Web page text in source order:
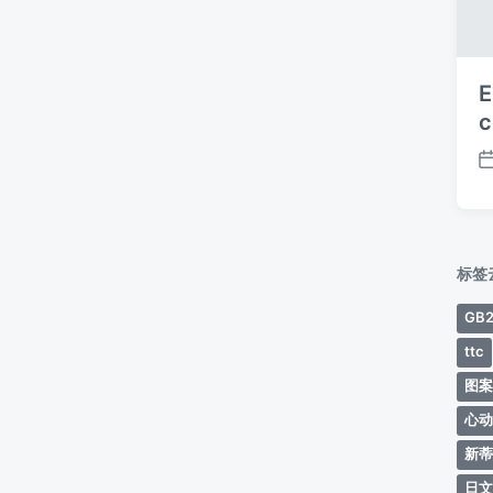
发
标签
ttc
图
心
新
日文